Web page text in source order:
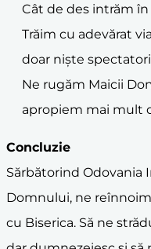
Cât de des intrăm în
Trăim cu adevărat
doar niște
Ne rugăm Maicii
apropiem mai mult
Concluzie
Sărbătorind Odovania
Domnului, ne
cu Biserica. Să ne